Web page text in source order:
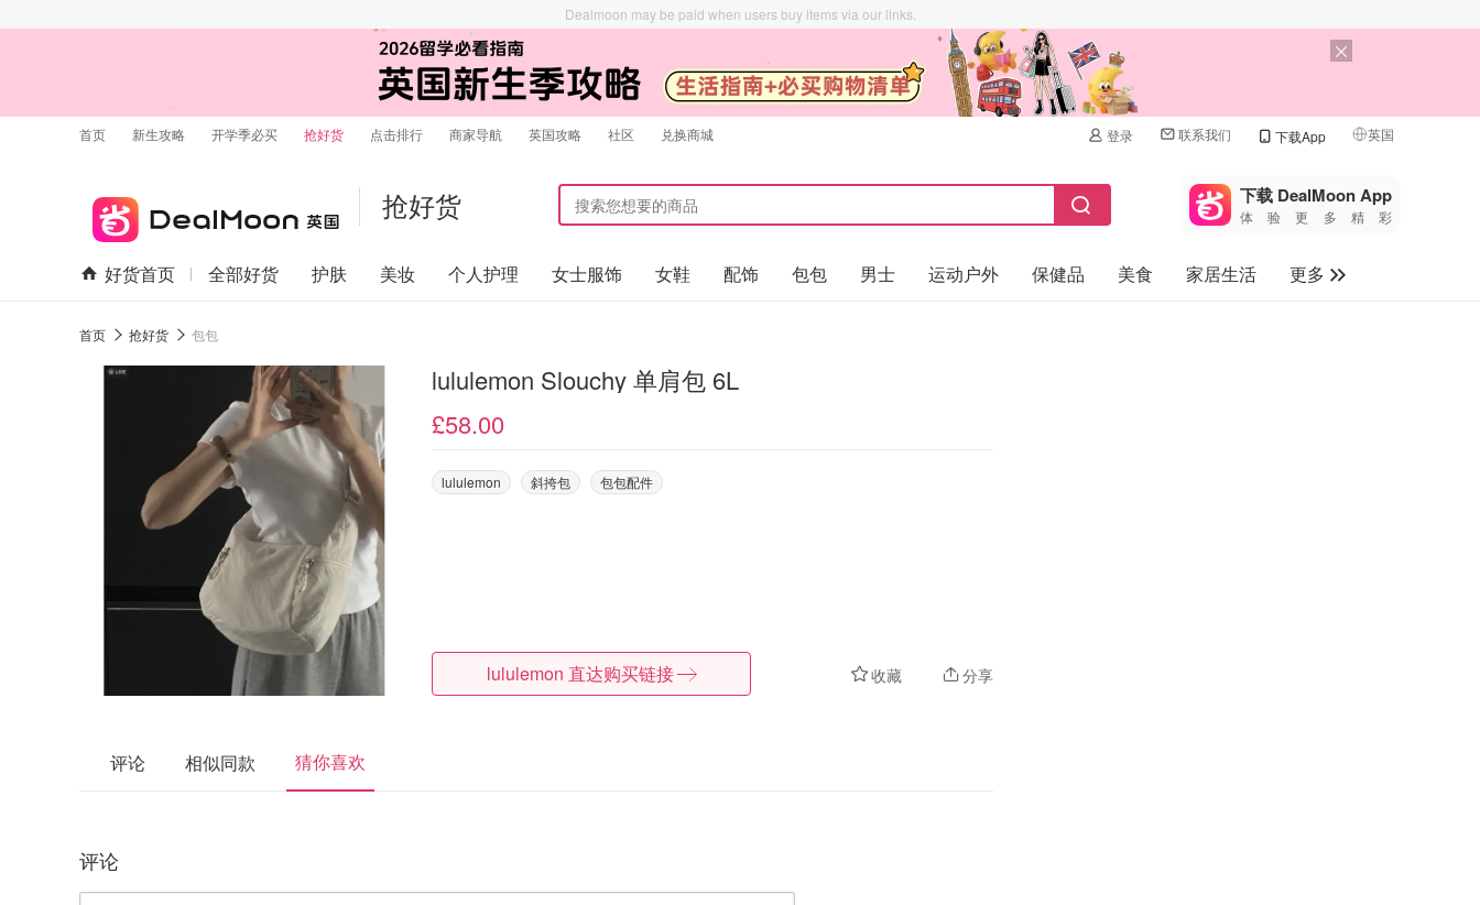
Dealmoon may be paid when users buy items via our links.
首页 新生攻略 开学季必买 抢好货 点击排行 商家导航 英国攻略 社区 兑换商城 登录 联系我们 下载App 英国
🇺🇸
🇨🇳 中国
🇨🇦加拿大
抢好货 下载 DealMoon App
体验更多精彩
好货首页 全部好货 护肤 美妆 个人护理 女士服饰 女鞋 配饰 包包 男士 运动户外 保健品 美食 家居生活
更多
首页 抢好货 包包
lululemon Slouchy 单肩包 6L
£58.00
lululemon 斜挎包 包包配件
收藏 分享
lululemon 直达购买链接
评论 相似同款 猜你喜欢
评论